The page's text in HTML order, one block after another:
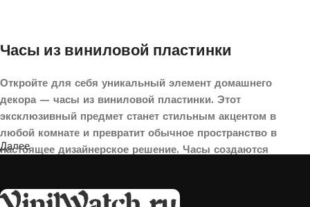
Часы из виниловой пластинки
Откройте для себя уникальный элемент домашнего
декора — часы из виниловой пластинки. Этот
эксклюзивный предмет станет стильным акцентом в
любой комнате и превратит обычное пространство в
настоящее дизайнерское решение. Часы создаются
аксессуар идеально подойдет для гостиной, спальни,
Далее